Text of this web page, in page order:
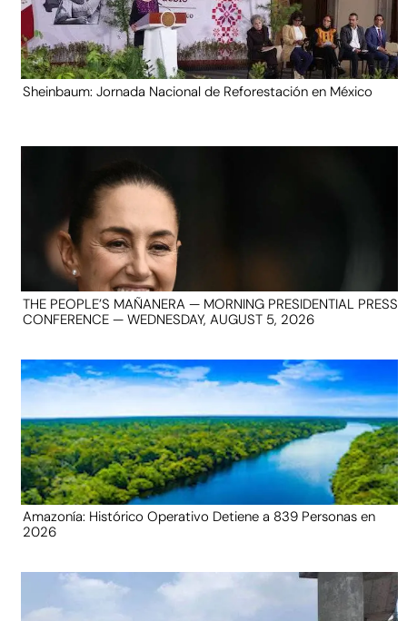
Sheinbaum: Jornada Nacional de Reforestación en México
THE PEOPLE’S MAÑANERA — MORNING PRESIDENTIAL PRESS
CONFERENCE — WEDNESDAY, AUGUST 5, 2026
Amazonía: Histórico Operativo Detiene a 839 Personas en
2026